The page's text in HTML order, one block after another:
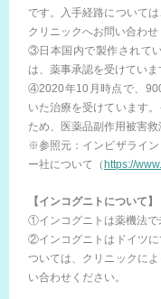
です。入手経路について
クリニックへお問い合わせ
③日本国内で製作されて
は、薬事承認を受けていま
④2020年10月時点で、
いた治療を受けています
ため、医薬品副作用被害救
※参照元：インビザライン
ー社について（ https://
【インコグニトについて】
①インコグニトは薬機法で
②インコグニトはドイツに
ついては、クリニックに
い合わせください。